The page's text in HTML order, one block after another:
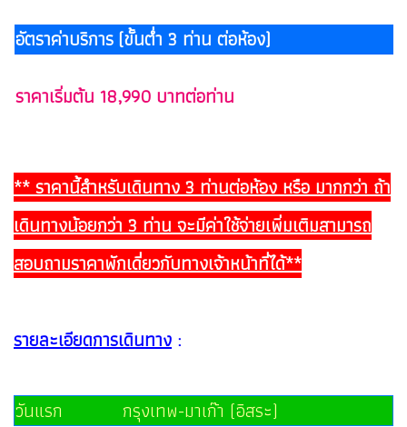
อัตราค่าบริการ (ขั้นต่ำ 3 ท่าน ต่อห้อง)
ราคาเริ่มต้น 18,990 บาทต่อท่าน
** ราคานี้สำหรับเดินทาง 3 ท่านต่อห้อง หรือ มากกว่า ถ้า
เดินทางน้อยกว่า 3 ท่าน จะมีค่าใช้จ่ายเพิ่มเติมสามารถ
สอบถามราคาพักเดี่ยวกับทางเจ้าหน้าที่ได้**
รายละเอียดการเดินทาง :
วันแรก กรุงเทพ-มาเก๊า (อิสระ)